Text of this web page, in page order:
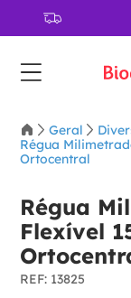
Geral
Régua
Ortocentral
Régua
Flexível
: 13825